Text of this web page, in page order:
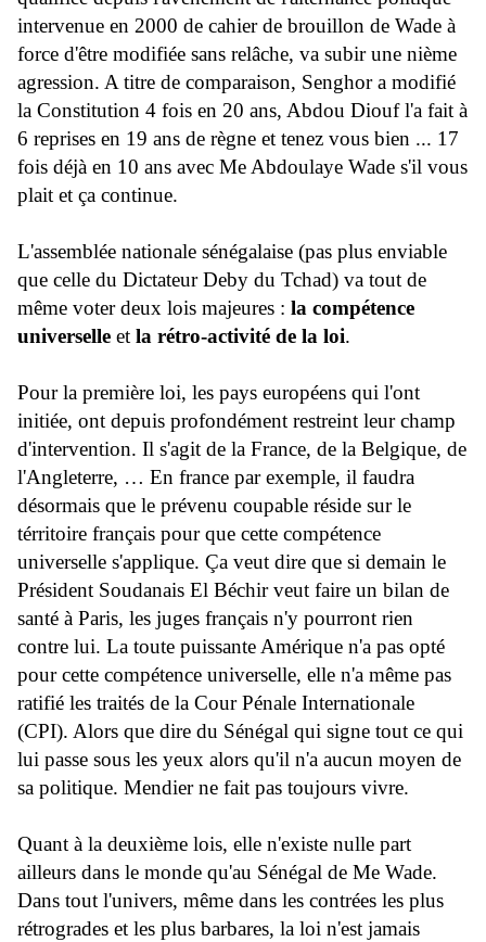
intervenue en 2000 de cahier de brouillon de Wade à
force d'être modifiée sans relâche, va subir une nième
agression. A titre de comparaison, Senghor a modifié
la Constitution 4 fois en 20 ans, Abdou Diouf l'a fait à
6 reprises en 19 ans de règne et tenez vous bien ... 17
fois déjà en 10 ans avec Me Abdoulaye Wade s'il vous
plait et ça continue.
L'assemblée nationale sénégalaise (pas plus enviable
que celle du Dictateur Deby du Tchad) va tout de
même voter deux lois majeures : la compétence
universelle et la rétro-activité de la loi.
Pour la première loi, les pays européens qui l'ont
initiée, ont depuis profondément restreint leur champ
d'intervention. Il s'agit de la France, de la Belgique, de
l'Angleterre, … En france par exemple, il faudra
désormais que le prévenu coupable réside sur le
térritoire français pour que cette compétence
universelle s'applique. Ça veut dire que si demain le
Président Soudanais El Béchir veut faire un bilan de
santé à Paris, les juges français n'y pourront rien
contre lui. La toute puissante Amérique n'a pas opté
pour cette compétence universelle, elle n'a même pas
ratifié les traités de la Cour Pénale Internationale
(CPI). Alors que dire du Sénégal qui signe tout ce qui
lui passe sous les yeux alors qu'il n'a aucun moyen de
sa politique. Mendier ne fait pas toujours vivre.
Quant à la deuxième lois, elle n'existe nulle part
ailleurs dans le monde qu'au Sénégal de Me Wade.
Dans tout l'univers, même dans les contrées les plus
rétrogrades et les plus barbares, la loi n'est jamais